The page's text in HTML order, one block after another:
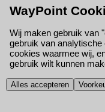
WayPoint
Wij maken gebruik van
gebruik van
cookies waarmee wij,
gebruik wilt kunnen
Alles accepteren